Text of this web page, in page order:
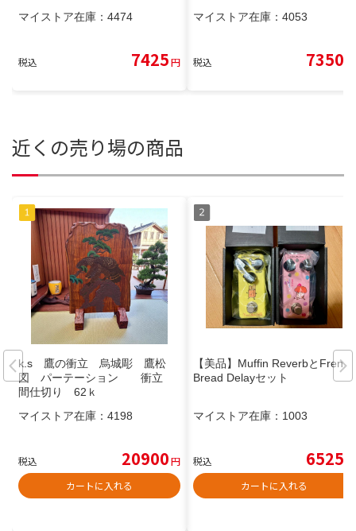
マイストア在庫： 4474
税込 7425円
マイストア在庫： 4053
税込 7350
近くの売り場の商品
k.s 鷹の衝立 烏城彫 鷹松
図 パーテーション 衝立
間仕切り 62ｋ
マイストア在庫： 4198
税込 20900円
カートに入れる
【美品】Muffin ReverbとFrench
Bread Delayセット
マイストア在庫： 1003
税込 6525
カートに入れる